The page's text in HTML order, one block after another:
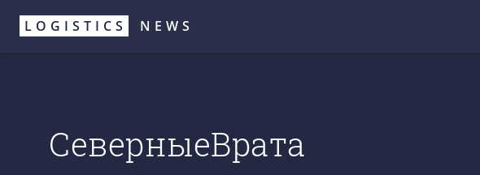
Перейти
LOGISTICS NEWS
СеверныеВрата